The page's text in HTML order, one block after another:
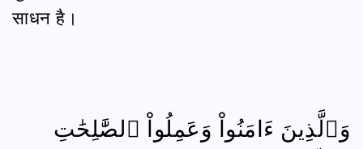
साधन है।
وَٱلَّذِينَ ءَامَنُواْ وَعَمِلُواْ ٱلصَّٰلِحَٰتِ